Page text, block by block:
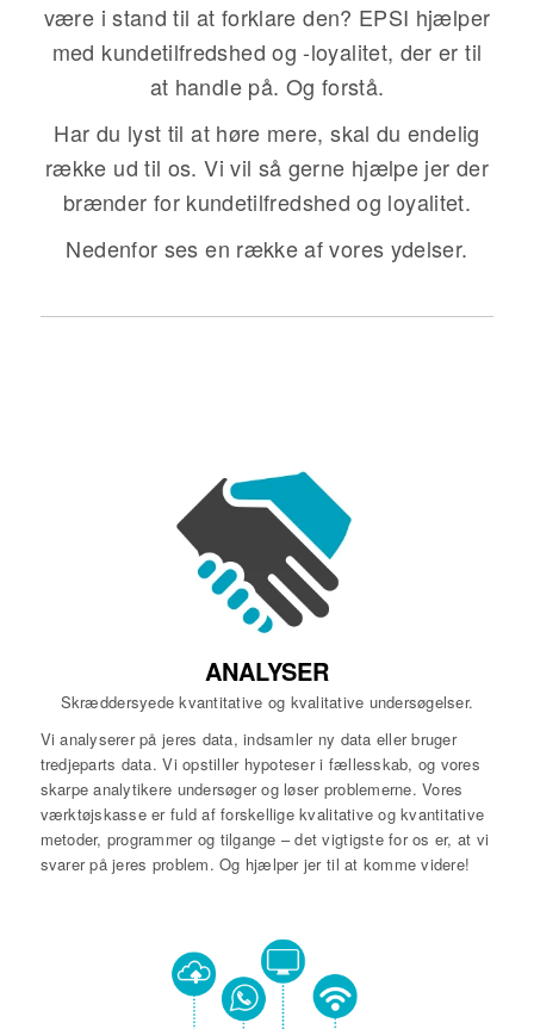
være i stand til at forklare den? EPSI hjælper
med kundetilfredshed og -loyalitet, der er til
at handle på. Og forstå.
Har du lyst til at høre mere, skal du endelig
række ud til os. Vi vil så gerne hjælpe jer der
brænder for kundetilfredshed og loyalitet.
Nedenfor ses en række af vores ydelser.
ANALYSER
Skræddersyede kvantitative og kvalitative undersøgelser.
Vi analyserer på jeres data, indsamler ny data eller bruger
tredjeparts data. Vi opstiller hypoteser i fællesskab, og vores
skarpe analytikere undersøger og løser problemerne. Vores
værktøjskasse er fuld af forskellige kvalitative og kvantitative
metoder, programmer og tilgange – det vigtigste for os er, at vi
svarer på jeres problem. Og hjælper jer til at komme videre!